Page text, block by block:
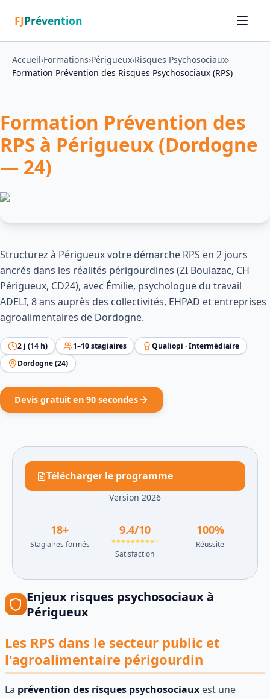
FJPrévention
Accueil›Formations›Périgueux›Risques Psychosociaux›
Formation Prévention des Risques Psychosociaux (RPS)
Formation Prévention des
RPS à Périgueux (Dordogne
— 24)
Structurez à Périgueux votre démarche RPS en 2 jours
ancrés dans les réalités périgourdines (ZI Boulazac, CH
Périgueux, CD24), avec Émilie, psychologue du travail
ADELI, 8 ans auprès des collectivités, EHPAD et entreprises
agroalimentaires de Dordogne.
2 j (14 h) 1–10stagiaires Qualiopi ·Intermédiaire
Dordogne(24)
Devis gratuit en 90 secondes
Télécharger le programme
Version 2026
18+
Stagiaires formés
9.4/10
★★★★★★★★★☆
Satisfaction
100%
Réussite
Enjeux risques psychosociauxà
Périgueux
Les RPS dans le secteur public et
l'agroalimentaire périgourdin
La prévention des risques psychosociaux est une